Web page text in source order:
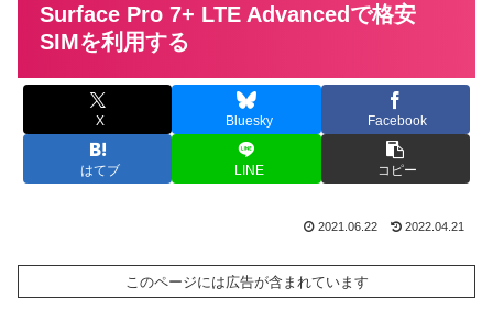
Surface Pro 7+ LTE Advancedで格安
SIMを利用する
X Bluesky Facebook
はてブ LINE コピー
2021.06.22 2022.04.21
このページには広告が含まれています